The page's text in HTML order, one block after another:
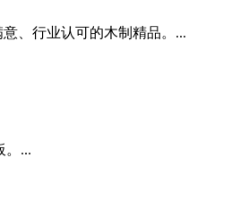
、行业认可的木制精品。...
。...